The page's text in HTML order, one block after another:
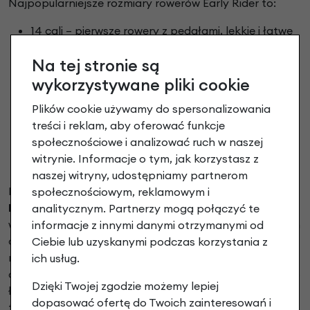
14 cali – pierwsze rowery z pedałami, lekkie i łatwe
16 cali – stabilne konstrukcje dla dzieci, które chcą
jeździć pewniej i dynamiczniej.
20 cali – rowery dla starszych dzieci, sprawdzające
się w codziennych dojazdach i dłuższych trasach.
24 cale – największe modele juniorskie,
przeznaczone dla nastolatków szukających
trwałego jednośladu.
Dzięki takiemu podziałowirowery dla dzieci Early
Riderrosną razem z użytkownikiem. Rodzice mogą
wybrać model, który odpowiada aktualnym potrzebom
dziecka, a następnie płynnie przechodzić na większe
rozmiary. Co więcej, każdy segment – od 14 do 24 cali –
obejmuje różne linie, takie jak Belter czy Seeker, dlatego
łatwo dopasować rower nie tylko do wzrostu, lecz
także do stylu jazdy.
Na tej stronie są
wykorzystywane pliki cookie
Plików cookie używamy do spersonalizowania
treści i reklam, aby oferować funkcje
społecznościowe i analizować ruch w naszej
witrynie. Informacje o tym, jak korzystasz z
naszej witryny, udostępniamy partnerom
społecznościowym, reklamowym i
analitycznym. Partnerzy mogą połączyć te
informacje z innymi danymi otrzymanymi od
Ciebie lub uzyskanymi podczas korzystania z
ich usług.
Dzięki Twojej zgodzie możemy lepiej
dopasować ofertę do Twoich zainteresowań i